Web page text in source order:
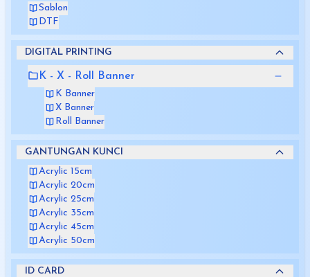
Sablon
DTF
DIGITAL PRINTING
K - X - Roll Banner
K Banner
X Banner
Roll Banner
GANTUNGAN KUNCI
Acrylic 15cm
Acrylic 20cm
Acrylic 25cm
Acrylic 35cm
Acrylic 45cm
Acrylic 50cm
ID CARD